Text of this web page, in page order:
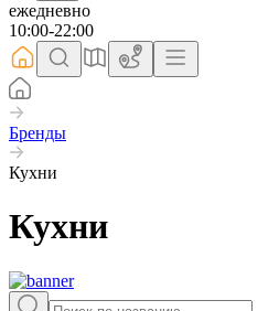
ежедневно
10:00-22:00
Бренды
Кухни
Кухни